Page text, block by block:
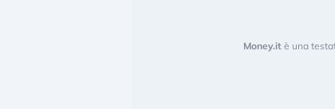
Money.it è una